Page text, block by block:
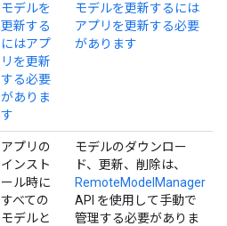
モデルを
更新する
にはアプ
リを更新
する必要
がありま
す
モデルを更新するには
アプリを更新する必要
があります
アプリの
インスト
ール時に
すべての
モデルと
モデルのダウンロー
ド、更新、削除は、
RemoteModelManager
API を使用して手動で
管理する必要がありま